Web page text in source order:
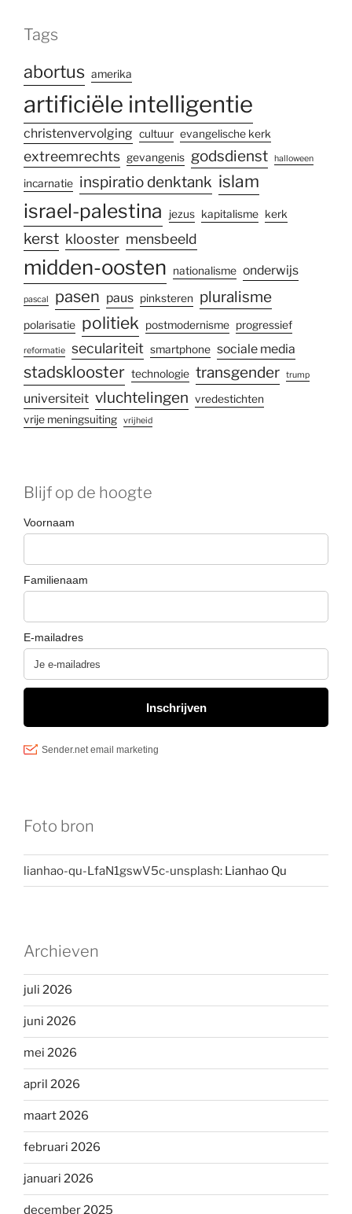
Tags
abortus amerika
artificiële intelligentie
christenvervolging cultuur evangelische kerk
extreemrechts gevangenis godsdienst halloween
incarnatie inspiratio denktank islam
israel-palestina jezus kapitalisme kerk
kerst klooster mensbeeld
midden-oosten nationalisme onderwijs
pascal pasen paus pinksteren pluralisme
polarisatie politiek postmodernisme progressief
reformatie seculariteit smartphone sociale media
stadsklooster technologie transgender trump
universiteit vluchtelingen vredestichten
vrije meningsuiting
vrijheid
Blijf op de hoogte
Foto bron
lianhao-qu-LfaN1gswV5c-unsplash: Lianhao Qu
Archieven
juli 2026
juni 2026
mei 2026
april 2026
maart 2026
februari 2026
januari 2026
december 2025